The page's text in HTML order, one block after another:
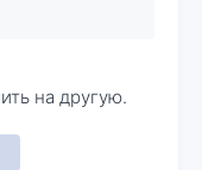
на другую.